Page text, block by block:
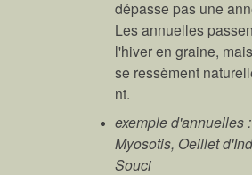
dépasse pas une
Les annuelles
l'hiver en graine,
se ressèment
nt.
exemple d'annuelles :
Myosotis, Oeillet
Souci